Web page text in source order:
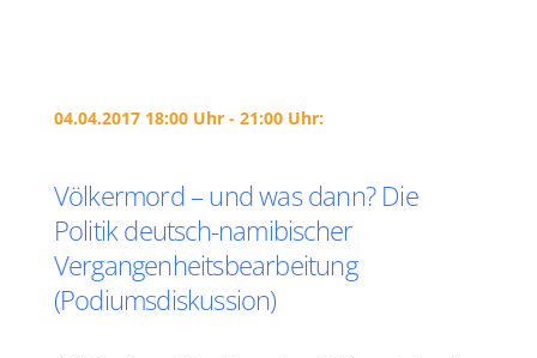
04.04.2017 18:00 Uhr - 21:00 Uhr:
Völkermord – und was dann? Die
Politik deutsch-namibischer
Vergangenheitsbearbeitung
(Podiumsdiskussion)